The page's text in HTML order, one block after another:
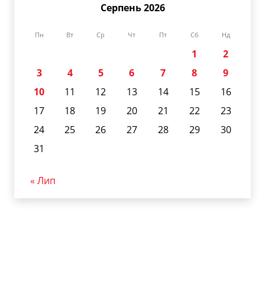
Серпень 2026
Пн Вт Ср Чт Пт Сб Нд
1
2
3
4 5 6 7 8
9
10
11 12 13 14 15
16
17
18 19 20 21 22
23
24
25 26 27 28 29
30
31
« Лип